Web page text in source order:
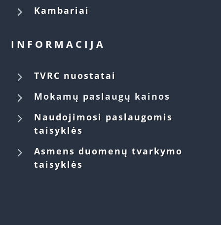
5 Kambariai
INFORMACIJA
5 TVRC nuostatai
5 Mokamų paslaugų kainos
5
Naudojimosi paslaugomis
taisyklės
5
Asmens duomenų tvarkymo
taisyklės